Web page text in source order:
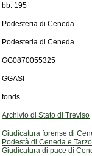
bb. 195
Podesteria di Ceneda
Podesteria di Ceneda
GG0870055325
GGASI
fonds
Archivio di Stato di Treviso
Giudicatura forense di
Podestà di Ceneda e Tarzo
Giudicatura di pace di